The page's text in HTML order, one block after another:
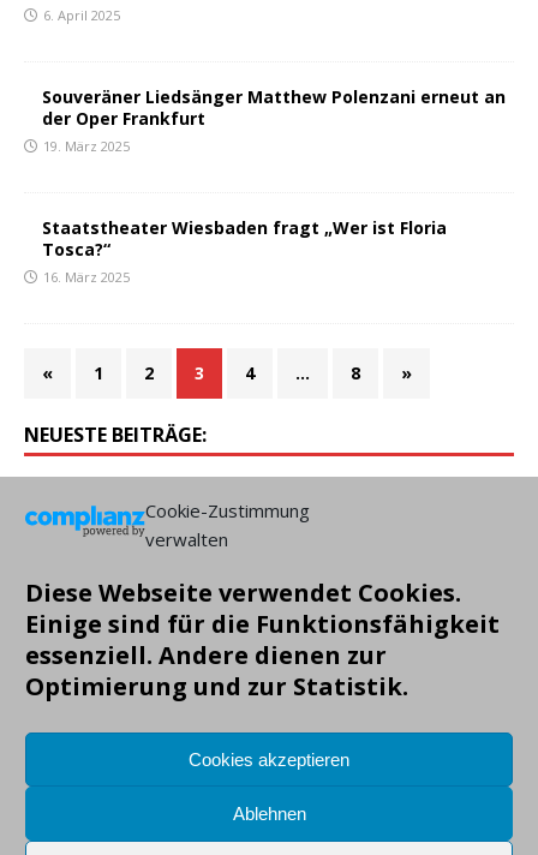
Cookie-Zustimmung
verwalten
Diese Webseite verwendet Cookies.
Einige sind für die Funktionsfähigkeit
essenziell. Andere dienen zur
Optimierung und zur Statistik.
Cookies akzeptieren
Ablehnen
6. April 2025
Souveräner Liedsänger Matthew Polenzani erneut an
der Oper Frankfurt
19. März 2025
Staatstheater Wiesbaden fragt „Wer ist Floria
Tosca?“
16. März 2025
« 1 2 3 4 … 8 »
NEUESTE BEITRÄGE:
Copyright: Markus Gruendig, alle Angaben ohne Gewähr!